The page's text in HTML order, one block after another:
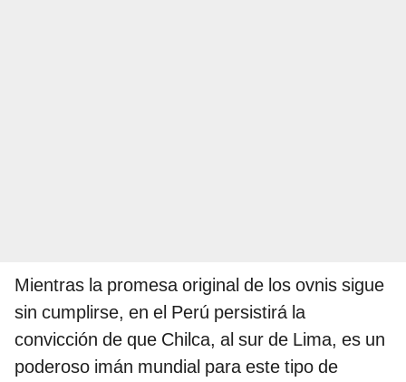
Mientras la promesa original de los ovnis sigue
sin cumplirse, en el Perú persistirá la
convicción de que Chilca, al sur de Lima, es un
poderoso imán mundial para este tipo de